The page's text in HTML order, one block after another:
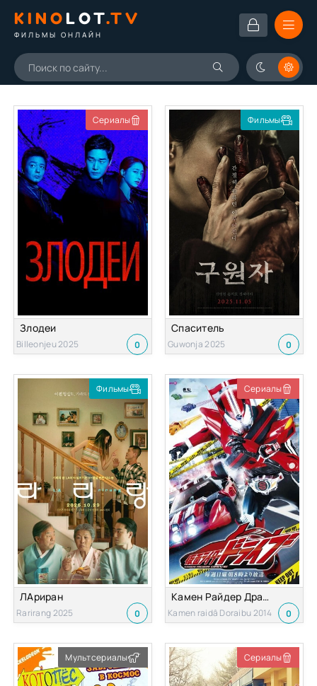
KINOLOT.TV
ФИЛЬМЫ ОНЛАЙН
Сериалы
Злодеи
Billeonjeu 2025 0
Фильмы
Спаситель
Guwonja 2025 0
Фильмы
ЛАриран
Rarirang 2025 0
Сериалы
Камен Райдер Драйв
Kamen raidâ Doraibu 2014 0
Мультсериалы Сериалы